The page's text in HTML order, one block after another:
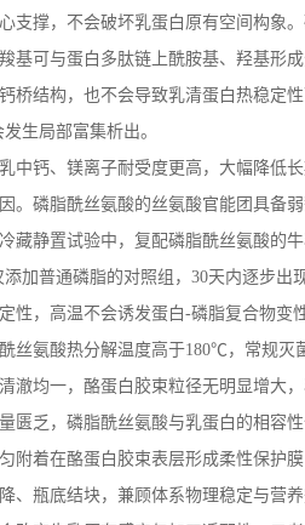
支撑，不会破坏乳蛋白原有空间构象
基可与蛋白多肽链上酰胺基、羟基
桥结构，也不会导致乳清蛋白热稳定
生局部富集析出。
中钙、镁离子耐受度更高，大幅降低
。磷脂酰丝氨酸的丝氨酸官能团具备
藏静置试验中，复配磷脂酰丝氨酸
加普通磷脂的对照组， 30天内逐步出
性，高温不会诱发蛋白-磷脂复合物变
丝氨酸热分解温度高于180℃，常规灭
澈均一，酪蛋白胶束粒径无明显增大
匮乏，磷脂酰丝氨酸与乳蛋白的相容
附着在酪蛋白胶束表层形成柔性保护
、瓶底结块，兼顾体系物理稳定与营养